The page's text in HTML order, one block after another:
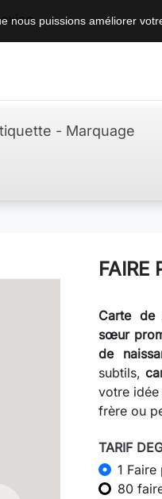
- Marquage
FAIRE
Carte de
sœur
de
subtils,
votre idée
frère ou
TARIF
1 Faire
80
nous puissions améliorer